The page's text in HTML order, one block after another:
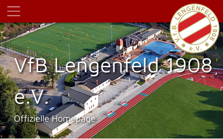
VfB Lengenfeld 1908
e.V.
Offizielle Homepage